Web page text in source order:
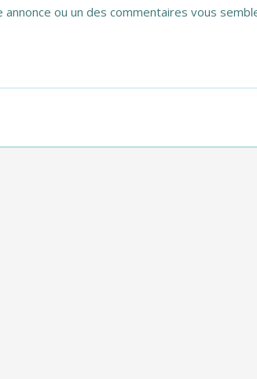
ou un des commentaires vous